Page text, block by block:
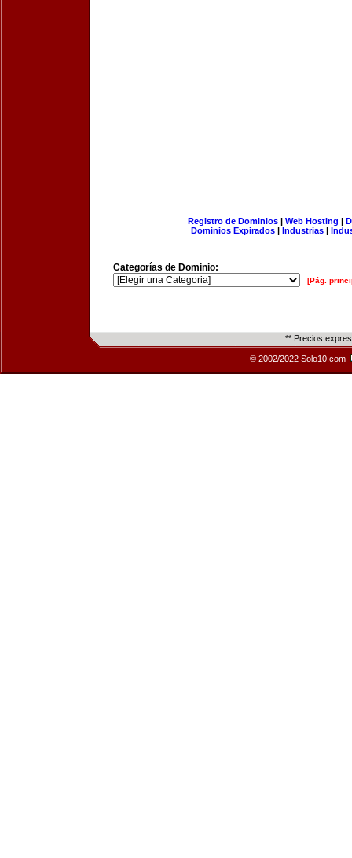
Registro de Dominios| Web Hosting |
Dominios Expirados | Industrias |
Categorías de Dominio:
[Pág.
** Precios
© 2002/2022 Solo10.com